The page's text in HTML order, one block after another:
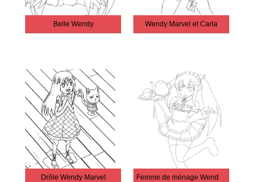
Belle Wendy Wendy Marvel et Carla
Drôle Wendy Marvel Femme de ménage Wendy Marvel